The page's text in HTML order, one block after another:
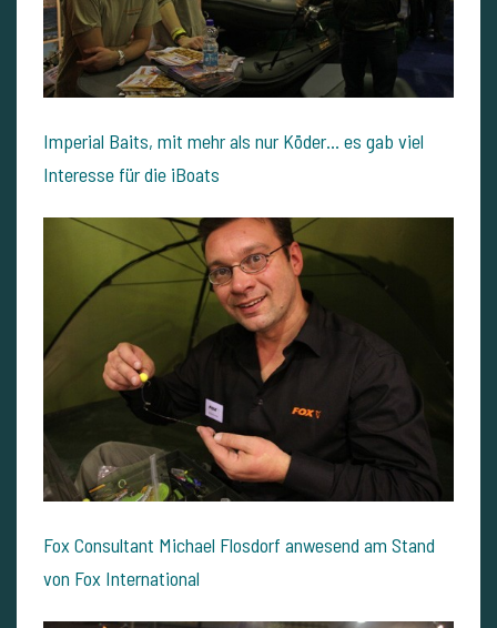
Imperial Baits, mit mehr als nur Köder... es gab viel
Interesse für die iBoats
Fox Consultant Michael Flosdorf anwesend am Stand
von Fox International